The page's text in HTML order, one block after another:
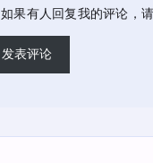
如果有人回复我的评论，